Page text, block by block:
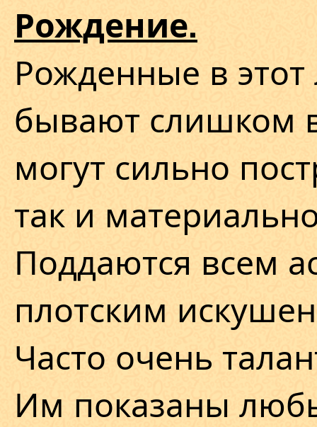
Рождение.
Рожденные в
бывают слишком
могут сильно
так и
Поддаются всем
плотским
Часто очень
Им показаны